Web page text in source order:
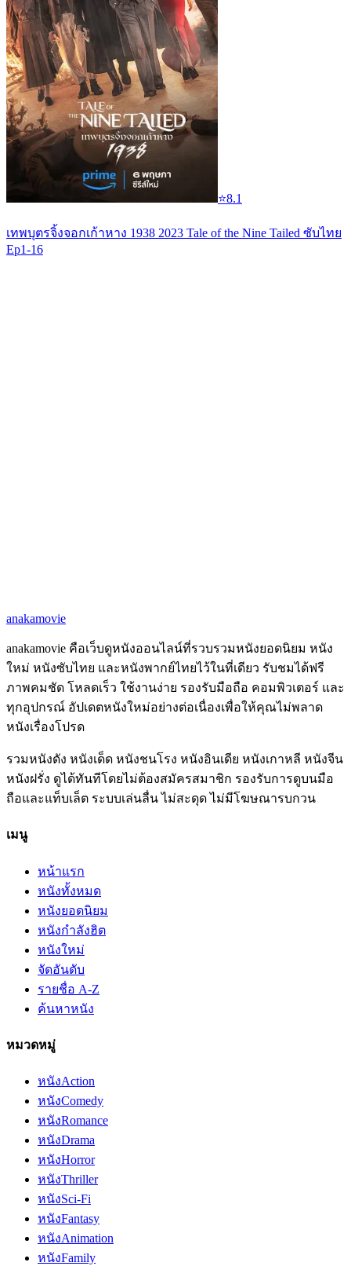
⭐8.1
เทพบุตรจิ้งจอกเก้าหาง 1938 2023 Tale of the Nine Tailed ซับไทย
Ep1-16
anakamovie
anakamovie คือเว็บดูหนังออนไลน์ที่รวบรวมหนังยอดนิยม หนัง
ใหม่ หนังซับไทย และหนังพากย์ไทยไว้ในที่เดียว รับชมได้ฟรี
ภาพคมชัด โหลดเร็ว ใช้งานง่าย รองรับมือถือ คอมพิวเตอร์ และ
ทุกอุปกรณ์ อัปเดตหนังใหม่อย่างต่อเนื่องเพื่อให้คุณไม่พลาด
หนังเรื่องโปรด
รวมหนังดัง หนังเด็ด หนังชนโรง หนังอินเดีย หนังเกาหลี หนังจีน
หนังฝรั่ง ดูได้ทันทีโดยไม่ต้องสมัครสมาชิก รองรับการดูบนมือ
ถือและแท็บเล็ต ระบบเล่นลื่น ไม่สะดุด ไม่มีโฆษณารบกวน
เมนู
หน้าแรก
หนังทั้งหมด
หนังยอดนิยม
หนังกำลังฮิต
หนังใหม่
จัดอันดับ
รายชื่อ A-Z
ค้นหาหนัง
หมวดหมู่
หนังAction
หนังComedy
หนังRomance
หนังDrama
หนังHorror
หนังThriller
หนังSci-Fi
หนังFantasy
หนังAnimation
หนังFamily